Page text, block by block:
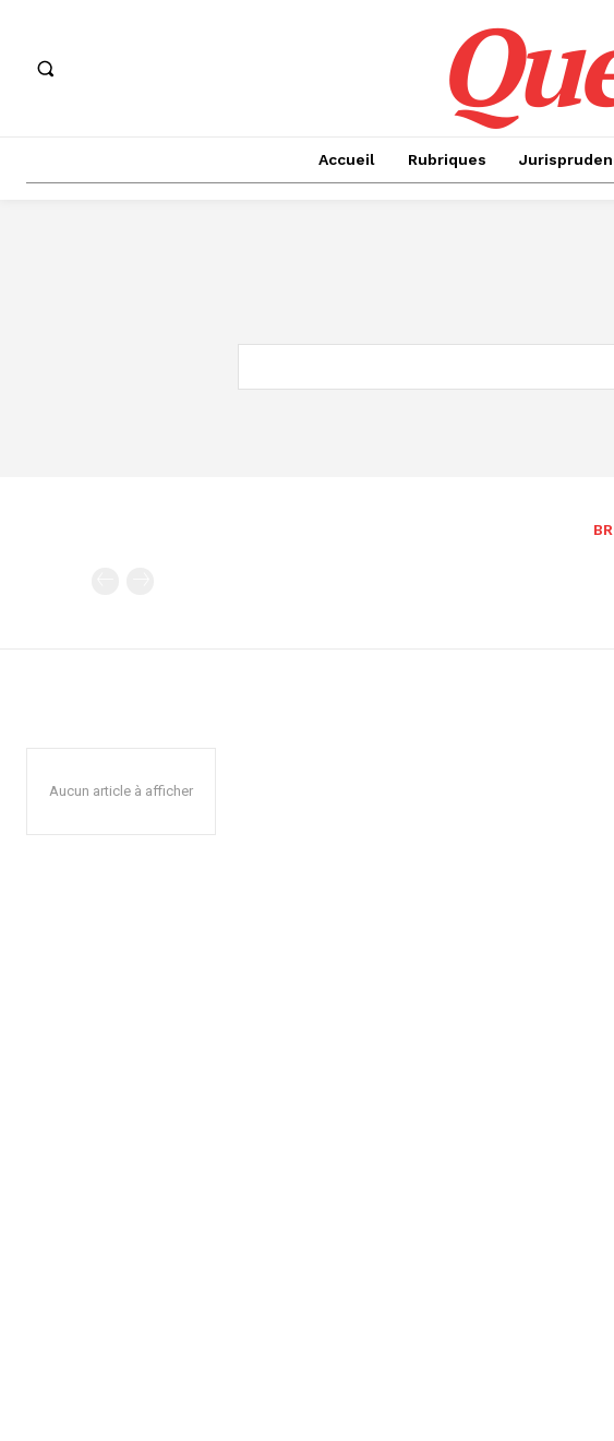
Accueil Rubriques
Aucun article à afficher